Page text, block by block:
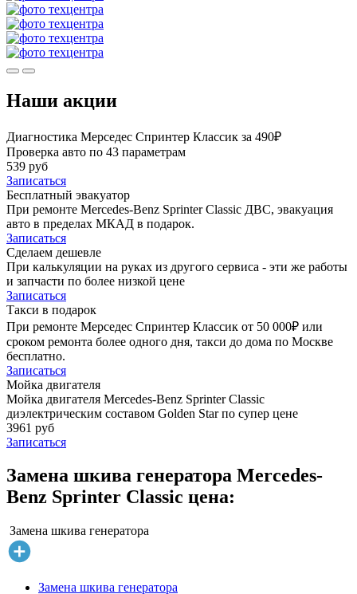
Наши акции
Диагностика Мерседес Спринтер Классик за 490₽
Проверка авто по 43 параметрам
539 руб
Записаться
Бесплатный эвакуатор
При ремонте Mercedes-Benz Sprinter Classic ДВС, эвакуация
авто в пределах МКАД в подарок.
Записаться
Сделаем дешевле
При калькуляции на руках из другого сервиса - эти же работы
и запчасти по более низкой цене
Записаться
Такси в подарок
При ремонте Мерседес Спринтер Классик от 50 000₽ или
сроком ремонта более одного дня, такси до дома по Москве
бесплатно.
Записаться
Мойка двигателя
Мойка двигателя Mercedes-Benz Sprinter Classic
диэлектрическим составом Golden Star по супер цене
3961 руб
Записаться
Замена шкива генератора Mercedes-
Benz Sprinter Classic цена:
Замена шкива генератора
Замена шкива генератора